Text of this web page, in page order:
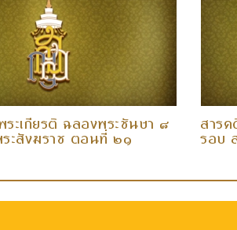
ระเกียรติ ฉลองพระชันษา ๘
ะสังฆราช ตอนที่ ๒๑
สาร
รอบ